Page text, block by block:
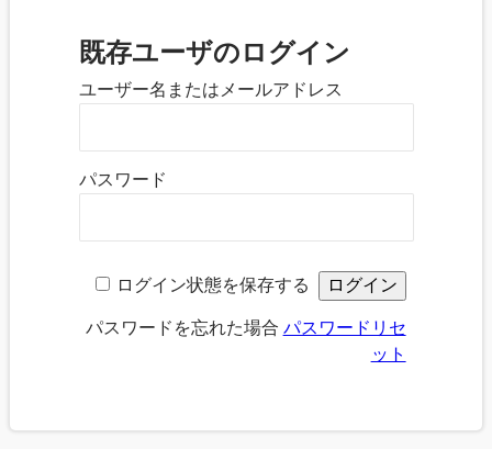
既存ユーザのログイン
ユーザー名またはメールアドレス
パスワード
ログイン状態を保存する
パスワードを忘れた場合 パスワードリセ
ット